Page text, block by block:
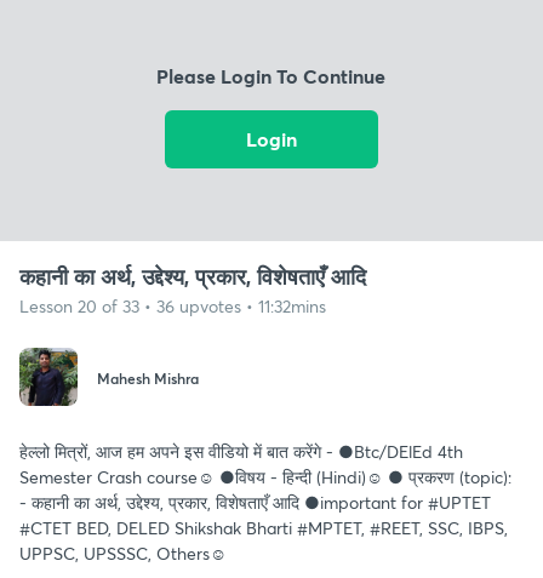
Please Login To Continue
Login
कहानी का अर्थ, उद्देश्य, प्रकार, विशेषताएँ आदि
Lesson 20 of 33 • 36 upvotes • 11:32mins
Mahesh Mishra
हेल्लो मित्रों, आज हम अपने इस वीडियो में बात करेंगे - ●Btc/DElEd 4th
Semester Crash course☺️ ●विषय - हिन्दी (Hindi)☺️ ● प्रकरण (topic):
- कहानी का अर्थ, उद्देश्य, प्रकार, विशेषताएँ आदि ●important for #UPTET
#CTET BED, DELED Shikshak Bharti #MPTET, #REET, SSC, IBPS,
UPPSC, UPSSSC, Others☺️